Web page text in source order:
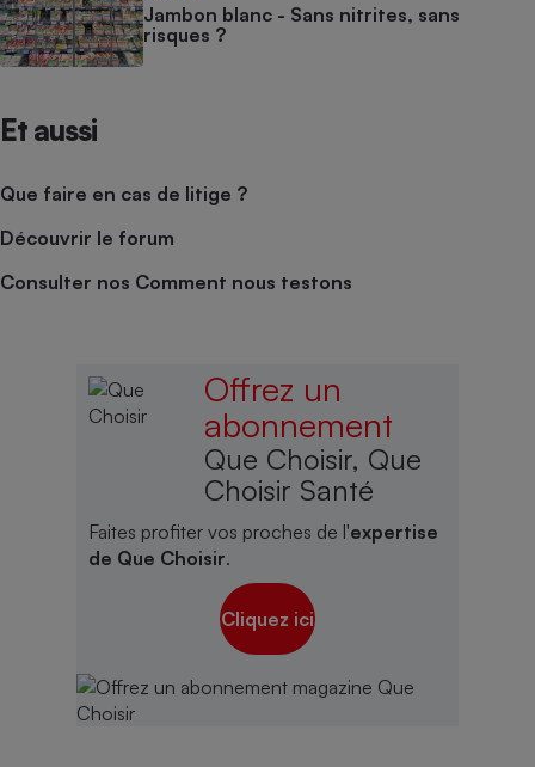
Jambon blanc - Sans nitrites, sans
risques ?
Et aussi
Que faire en cas de litige ?
Découvrir le forum
Consulter nos Comment nous testons
Offrez un
abonnement
Que Choisir, Que
Choisir Santé
Faites profiter vos proches de l'expertise
de Que Choisir.
Cliquez ici